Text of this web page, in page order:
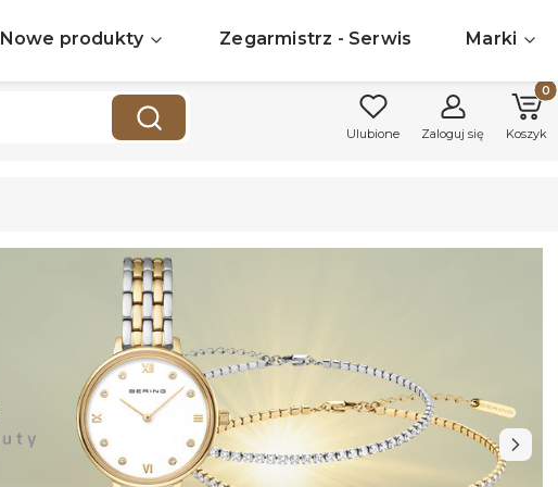
WyczyśćSzukaj Ulubione Zaloguj się Koszyk
Nowe produkty Zegarmistrz - Serwis Marki